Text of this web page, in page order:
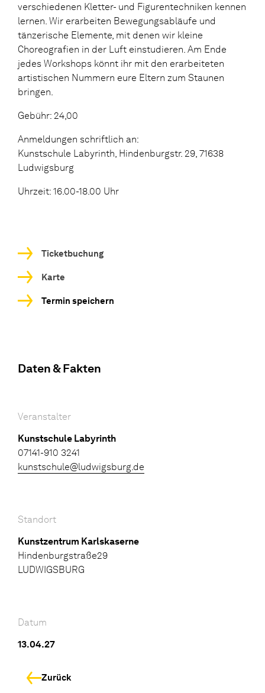
verschiedenen Kletter- und Figurentechniken kennen
lernen. Wir erarbeiten Bewegungsabläufe und
tänzerische Elemente, mit denen wir kleine
Choreografien in der Luft einstudieren. Am Ende
jedes Workshops könnt ihr mit den erarbeiteten
artistischen Nummern eure Eltern zum Staunen
bringen.
Gebühr: 24,00
Anmeldungen schriftlich an:
Kunstschule Labyrinth, Hindenburgstr. 29, 71638
Ludwigsburg
Uhrzeit: 16.00-18.00 Uhr
Ticketbuchung
Karte
Termin speichern
Daten & Fakten
Veranstalter
Kunstschule Labyrinth
07141-910 3241
kunstschule@ludwigsburg.de
Standort
Kunstzentrum Karlskaserne
Hindenburgstraße29
LUDWIGSBURG
Datum
13.04.27
Zurück